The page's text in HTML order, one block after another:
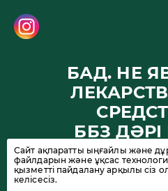
БАД. НЕ
ББЗ
Сайт ақпаратты ыңғайлы және
файлдарын және ұқсас
қызметті пайдалану арқылы сіз
келісесіз.